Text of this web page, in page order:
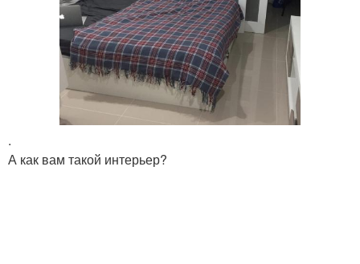
.
А как вам такой интерьер?